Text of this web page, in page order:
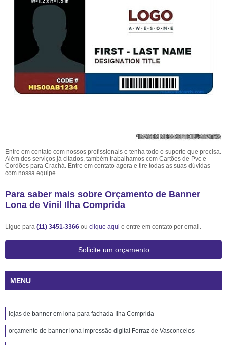
Entre em contato com nossos profissionais e tenha todo o suporte que precisa.
Além dos serviços já citados, também trabalhamos com Cartões de Pvc e
Cordões para Crachá. Entre em contato agora e tire todas as suas dúvidas
com nossa equipe.
Para saber mais sobre Orçamento de Banner
Lona de Vinil Ilha Comprida
Ligue para (11) 3451-3366 ou clique aqui e entre em contato por email.
Solicite um orçamento
MENU
lojas de banner em lona para fachada Ilha Comprida
orçamento de banner lona impressão digital Ferraz de Vasconcelos